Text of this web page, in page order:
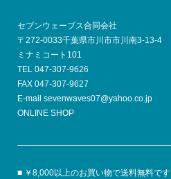
セブンウェーブス合同会社
〒272-0033千葉県市川市市川南3-13-4
ミナミコート101
TEL 047-307-9626
FAX 047-307-9627
E-mail sevenwaves07@yahoo.co.jp
ONLINE SHOP
■ ￥8,000以上のお買い物で送料無料です